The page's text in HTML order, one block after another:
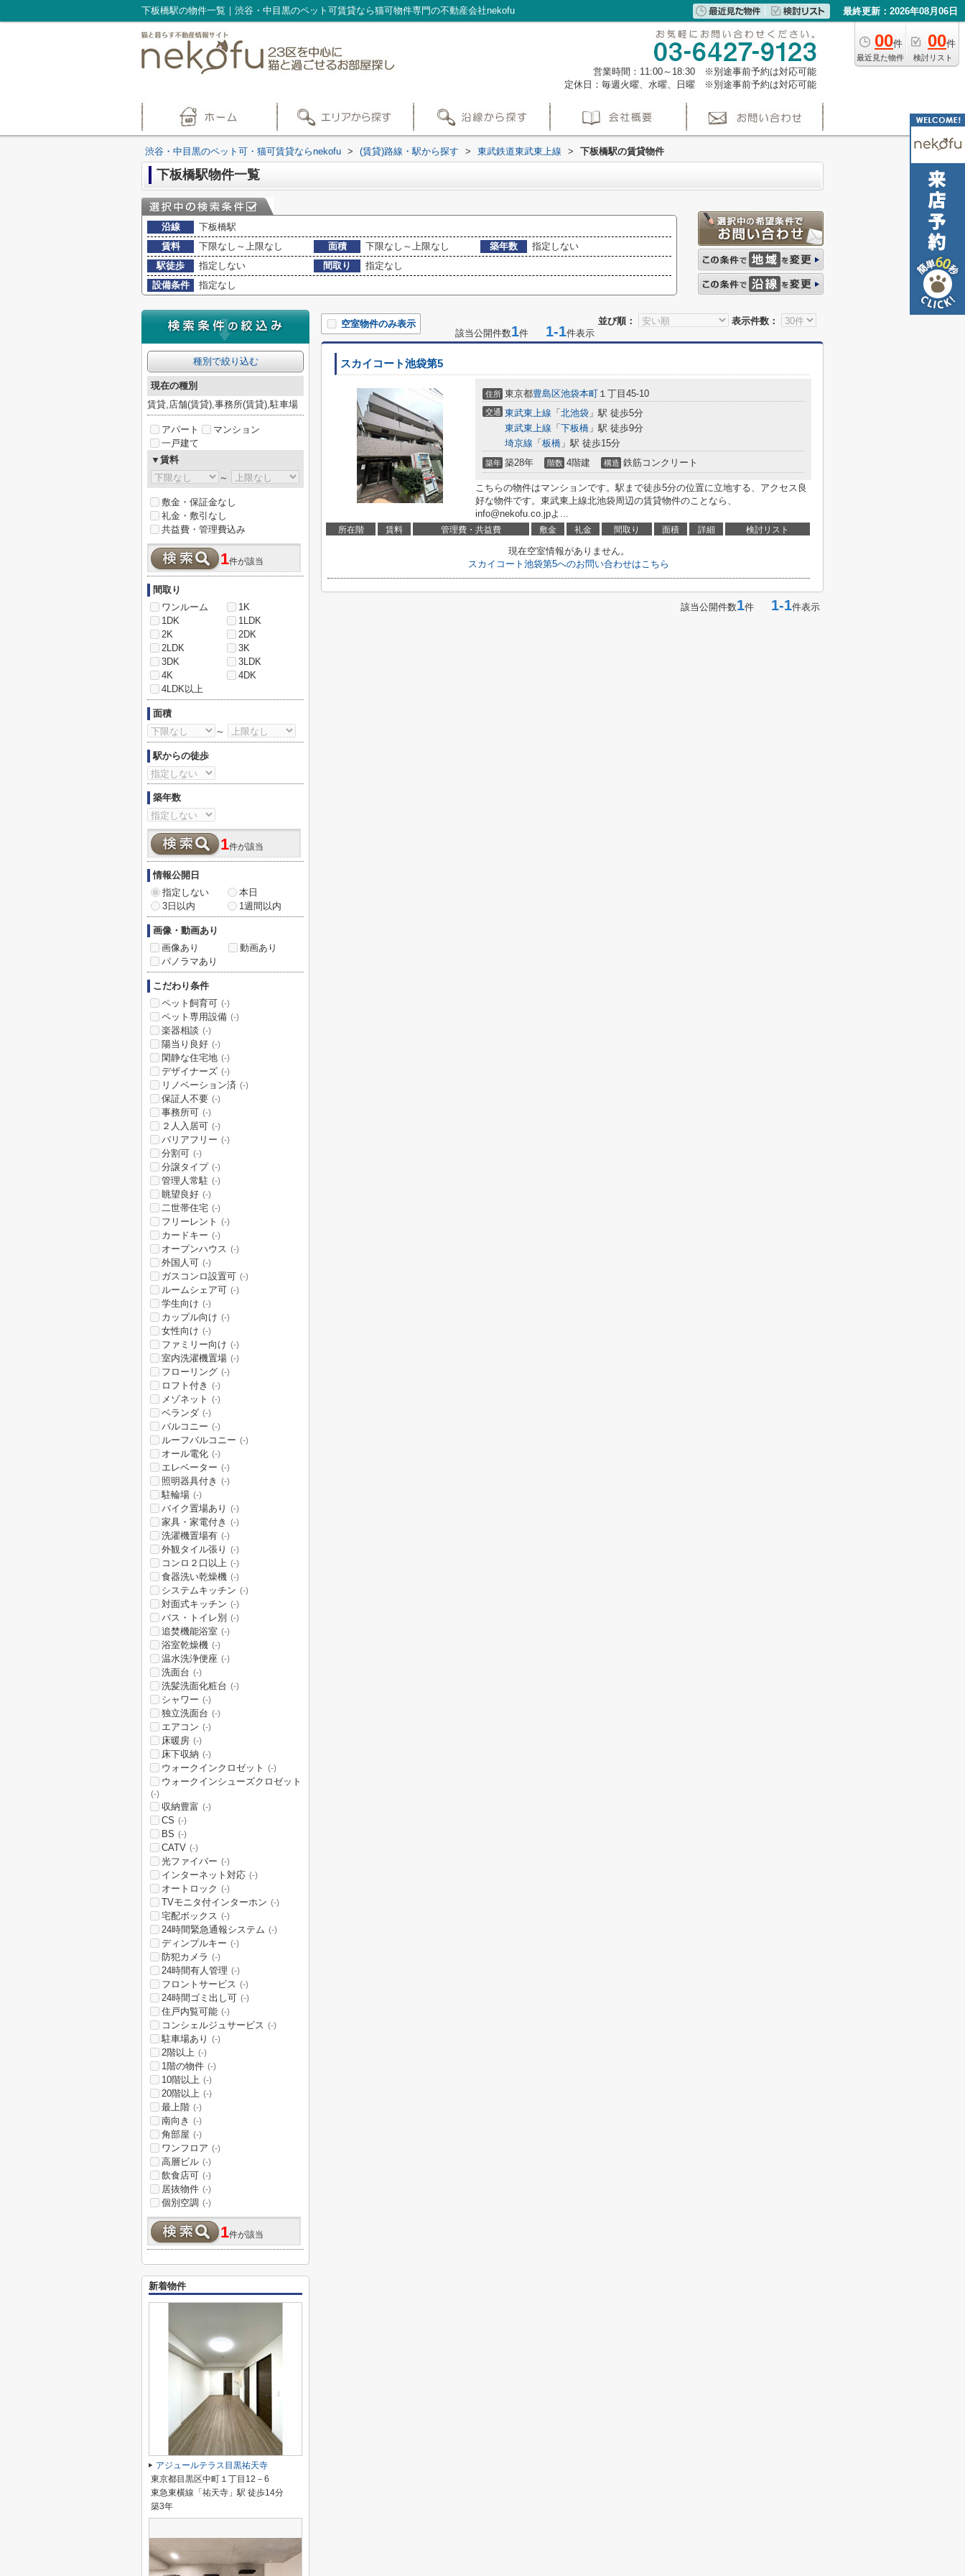
下板橋駅の物件一覧｜渋谷・中目黒のペット可賃貸なら猫可物件専門の不動産会社nekofu 最終更新：2026年08月06日
00件
最近見た物件
00件
検討リスト
営業時間：11:00～18:30 ※別途事前予約は対応可能
定休日：毎週火曜、水曜、日曜 ※別途事前予約は対応可能
渋谷・中目黒のペット可・猫可賃貸ならnekofu > (賃貸)路線・駅から探す > 東武鉄道東武東上線 > 下板橋駅の賃貸物件
下板橋駅物件一覧
沿線
下板橋駅
賃料
下限なし～上限なし 面積 下限なし～上限なし 築年数
指定しない
駅徒歩
指定しない 間取り
指定なし
設備条件
指定なし
並び順： 表示件数：
空室物件のみ表示
該当公開件数1件 1-1件表示
スカイコート池袋第5
住所 東京都豊島区池袋本町 １丁目45-10
交通 東武東上線 「 北池袋 」駅 徒歩5分
東武東上線 「 下板橋 」駅 徒歩9分
埼京線 「 板橋 」駅 徒歩15分
築年 築28年 階数 4階建 構造 鉄筋コンクリート
こちらの物件はマンションです。駅まで徒歩5分の位置に立地する、アクセス良
好な物件です。東武東上線北池袋周辺の賃貸物件のことなら、
info@nekofu.co.jpよ...
所在階 賃料 管理費・共益費 敷金 礼金 間取り 面積 詳細 検討リスト
現在空室情報がありません。
スカイコート池袋第5へのお問い合わせはこちら
該当公開件数1件 1-1件表示
種別で絞り込む
現在の種別
賃貸,店舗(賃貸),事務所(賃貸),駐車場
アパート
マンション
一戸建て
▼賃料
～
敷金・保証金なし
礼金・敷引なし
共益費・管理費込み
1件が該当
間取り
ワンルーム
1K
1DK
1LDK
2K
2DK
2LDK
3K
3DK
3LDK
4K
4DK
4LDK以上
面積
～
駅からの徒歩
築年数
1件が該当
情報公開日
指定しない
本日
3日以内
1週間以内
画像・動画あり
画像あり
動画あり
パノラマあり
こだわり条件
ペット飼育可 (-)
ペット専用設備 (-)
楽器相談 (-)
陽当り良好 (-)
閑静な住宅地 (-)
デザイナーズ (-)
リノベーション済 (-)
保証人不要 (-)
事務所可 (-)
２人入居可 (-)
バリアフリー (-)
分割可 (-)
分譲タイプ (-)
管理人常駐 (-)
眺望良好 (-)
二世帯住宅 (-)
フリーレント (-)
カードキー (-)
オープンハウス (-)
外国人可 (-)
ガスコンロ設置可 (-)
ルームシェア可 (-)
学生向け (-)
カップル向け (-)
女性向け (-)
ファミリー向け (-)
室内洗濯機置場 (-)
フローリング (-)
ロフト付き (-)
メゾネット (-)
ベランダ (-)
バルコニー (-)
ルーフバルコニー (-)
オール電化 (-)
エレベーター (-)
照明器具付き (-)
駐輪場 (-)
バイク置場あり (-)
家具・家電付き (-)
洗濯機置場有 (-)
外観タイル張り (-)
コンロ２口以上 (-)
食器洗い乾燥機 (-)
システムキッチン (-)
対面式キッチン (-)
バス・トイレ別 (-)
追焚機能浴室 (-)
浴室乾燥機 (-)
温水洗浄便座 (-)
洗面台 (-)
洗髪洗面化粧台 (-)
シャワー (-)
独立洗面台 (-)
エアコン (-)
床暖房 (-)
床下収納 (-)
ウォークインクロゼット (-)
ウォークインシューズクロゼット
(-)
収納豊富 (-)
CS (-)
BS (-)
CATV (-)
光ファイバー (-)
インターネット対応 (-)
オートロック (-)
TVモニタ付インターホン (-)
宅配ボックス (-)
24時間緊急通報システム (-)
ディンプルキー (-)
防犯カメラ (-)
24時間有人管理 (-)
フロントサービス (-)
24時間ゴミ出し可 (-)
住戸内覧可能 (-)
コンシェルジュサービス (-)
駐車場あり (-)
2階以上 (-)
1階の物件 (-)
10階以上 (-)
20階以上 (-)
最上階 (-)
南向き (-)
角部屋 (-)
ワンフロア (-)
高層ビル (-)
飲食店可 (-)
居抜物件 (-)
個別空調 (-)
1件が該当
新着物件
アジュールテラス目黒祐天寺
東京都目黒区中町１丁目12－6
東急東横線「祐天寺」駅 徒歩14分
築3年